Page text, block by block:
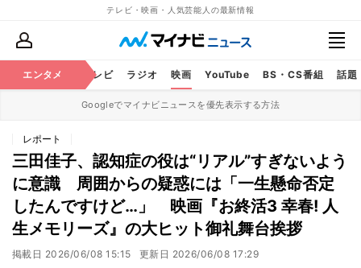
テレビ・映画・人気芸能人の最新情報
エンタメ
芸能 テレビ ラジオ 映画 YouTube BS・CS番組 話題
Googleでマイナビニュースを優先表示する方法
レポート
三田佳子、認知症の役は“リアル”すぎないよう
に意識 周囲からの疑惑には「一生懸命否定
したんですけど…」 映画『お終活3 幸春! 人
生メモリーズ』の大ヒット御礼舞台挨拶
掲載日 2026/06/08 15:15 更新日 2026/06/08 17:29